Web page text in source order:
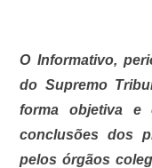
O Informativo,
do Supremo
forma objetiva e
conclusões dos
pelos órgãos